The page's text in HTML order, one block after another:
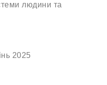
людини та
2025